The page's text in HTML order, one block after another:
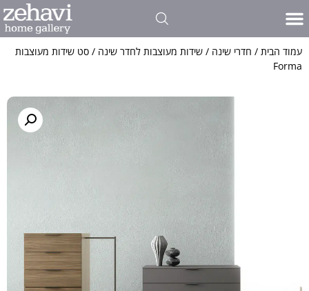
עמוד הבית / חדרי שינה / שידות מעוצבות לחדר שינה / סט שידות מעוצבות
Forma